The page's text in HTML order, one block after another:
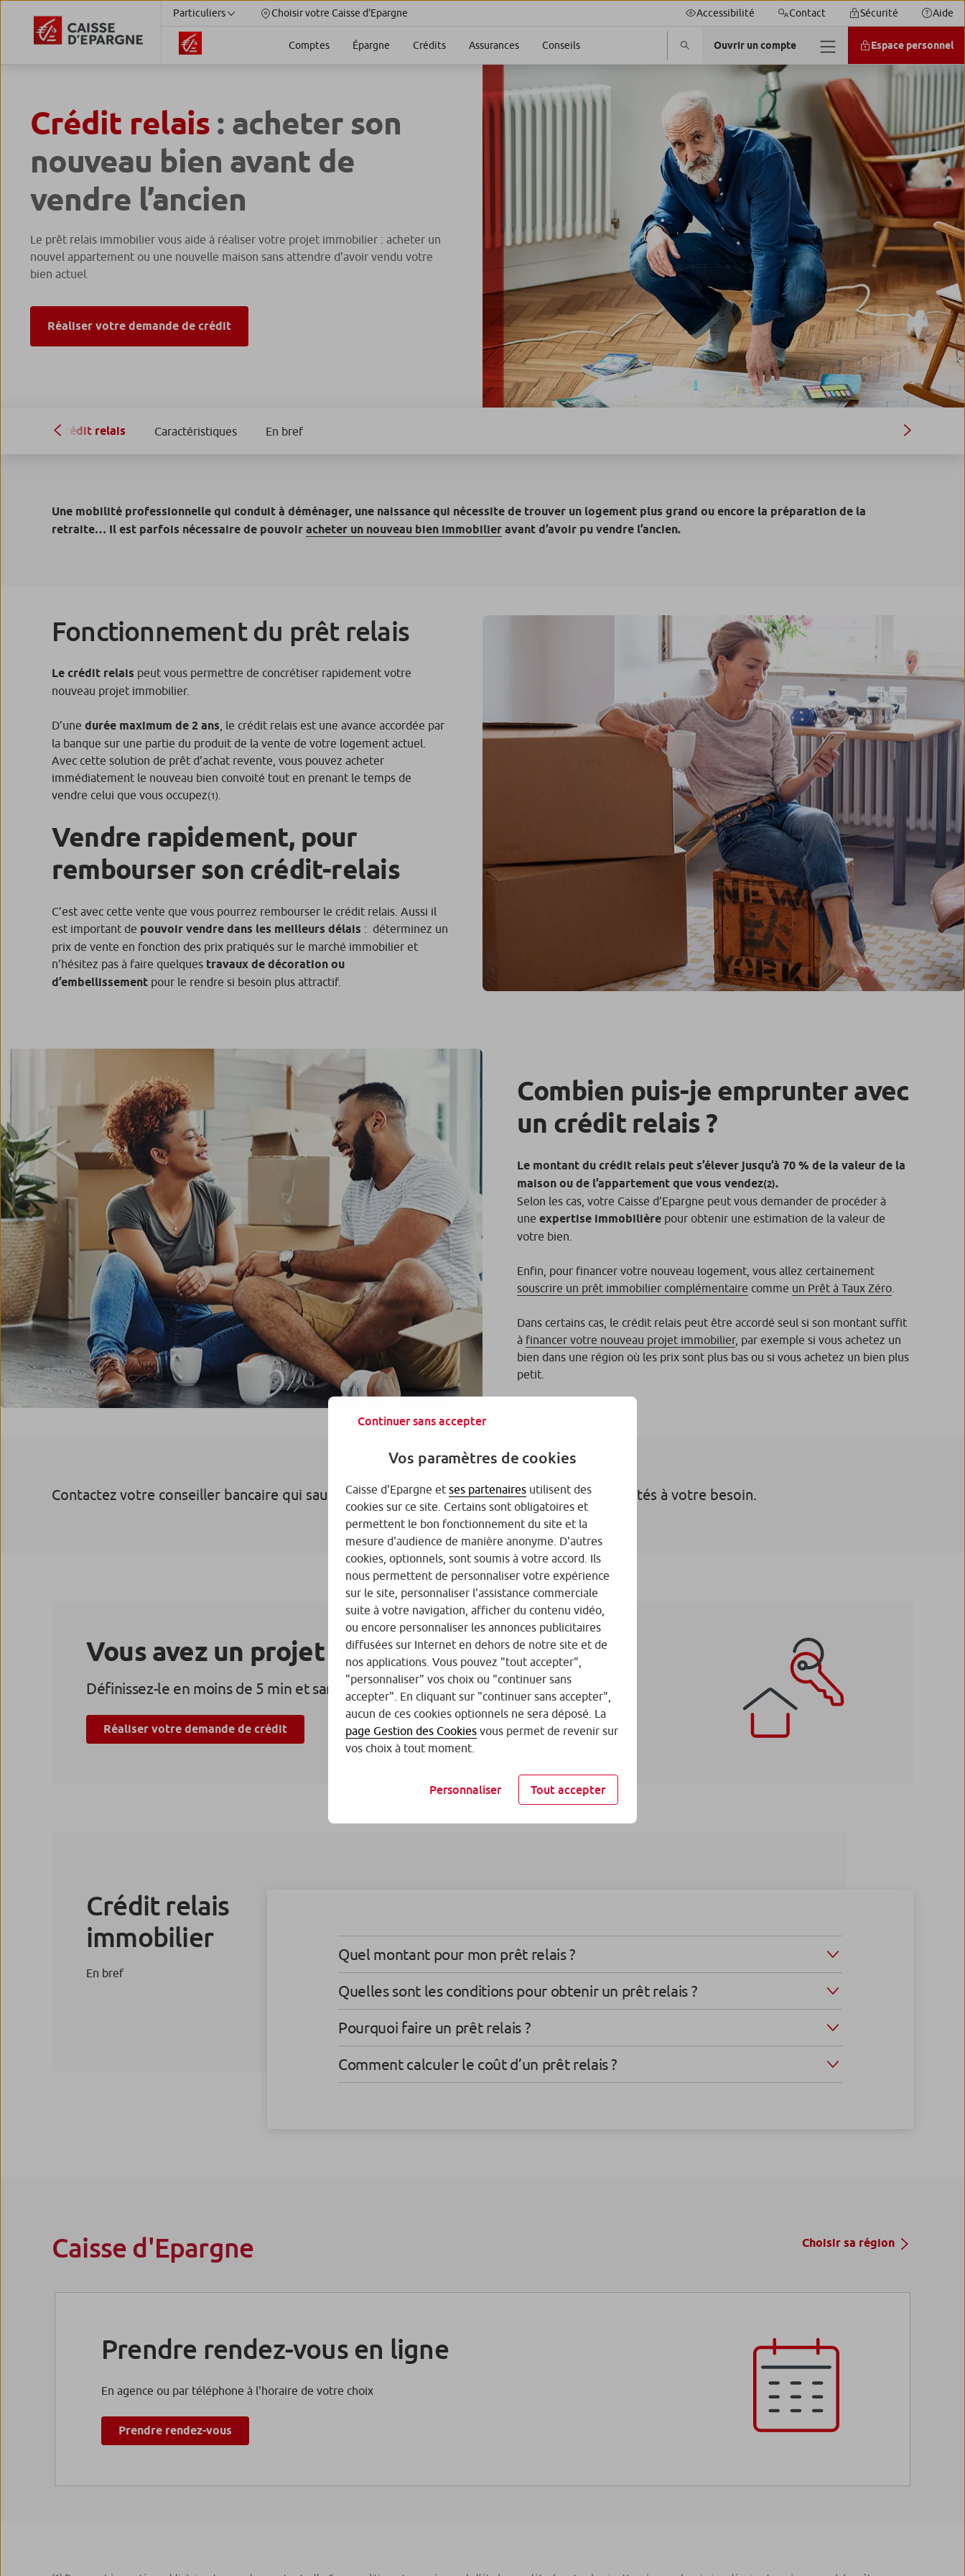
Particuliers Choisir votre Caisse d'Epargne Accessibilité Contact Sécurité Aide
Comptes Épargne Crédits Assurances Conseils Ouvrir un compte Espace personnel
Crédit relais : acheter son
nouveau bien avant de
vendre l’ancien
Le prêt relais immobilier vous aide à réaliser votre projet immobilier : acheter un
nouvel appartement ou une nouvelle maison sans attendre d’avoir vendu votre
bien actuel.
Réaliser votre demande de crédit
Crédit relais Caractéristiques En bref
Une mobilité professionnelle qui conduit à déménager, une naissance qui nécessite de trouver un logement plus grand ou encore la préparation de la
retraite… Il est parfois nécessaire de pouvoir acheter un nouveau bien immobilier avant d’avoir pu vendre l’ancien.
Fonctionnement du prêt relais
Le crédit relais peut vous permettre de concrétiser rapidement votre
nouveau projet immobilier.
D’une durée maximum de 2 ans , le crédit relais est une avance accordée par
la banque sur une partie du produit de la vente de votre logement actuel.
Avec cette solution de prêt d’achat revente, vous pouvez acheter
immédiatement le nouveau bien convoité tout en prenant le temps de
vendre celui que vous occupez(1)
Vendre rapidement, pour
rembourser son crédit-relais
C’est avec cette vente que vous pourrez rembourser le crédit relais. Aussi il
est important de pouvoir vendre dans les meilleurs délais : déterminez un
prix de vente en fonction des prix pratiqués sur le marché immobilier et
n’hésitez pas à faire quelques travaux de décoration ou
d’embellissement pour le rendre si besoin plus attractif.
Combien puis-je emprunter avec
un crédit relais ?
Le montant du crédit relais peut s’élever jusqu’à 70 % de la valeur de la
maison ou de l’appartement que vous vendez(2).
Selon les cas, votre Caisse d’Epargne peut vous demander de procéder à
une expertise immobilière pour obtenir une estimation de la valeur de
votre bien.
Enfin, pour financer votre nouveau logement, vous allez certainement
souscrire un prêt immobilier complémentaire comme un Prêt à Taux Zéro
Dans certains cas, le crédit relais peut être accordé seul si son montant suffit
à financer votre nouveau projet immobilier, par exemple si vous achetez un
bien dans une région où les prix sont plus bas ou si vous achetez un bien plus
petit.
Contactez votre conseiller bancaire qui saura vous proposer les financements les plus adaptés à votre besoin.
Vous avez un projet immobilier ?
Définissez-le en moins de 5 min et sans engagement !
Réaliser votre demande de crédit
Crédit relais
immobilier
En bref
Quel montant pour mon prêt relais ?
Quelles sont les conditions pour obtenir un prêt relais ?
Pourquoi faire un prêt relais ?
Comment calculer le coût d’un prêt relais ?
Caisse d'Epargne Choisir sa région
Prendre rendez-vous en ligne
En agence ou par téléphone à l'horaire de votre choix
Prendre rendez-vous
Continuer sans accepter
Vos paramètres de cookies
Caisse d'Epargne et ses partenaires utilisent des
cookies sur ce site. Certains sont obligatoires et
permettent le bon fonctionnement du site et la
mesure d'audience de manière anonyme. D'autres
cookies, optionnels, sont soumis à votre accord. Ils
nous permettent de personnaliser votre expérience
sur le site, personnaliser l'assistance commerciale
suite à votre navigation, afficher du contenu vidéo,
ou encore personnaliser les annonces publicitaires
diffusées sur Internet en dehors de notre site et de
nos applications. Vous pouvez "tout accepter",
"personnaliser" vos choix ou "continuer sans
accepter". En cliquant sur "continuer sans accepter",
aucun de ces cookies optionnels ne sera déposé. La
page Gestion des Cookies vous permet de revenir sur
vos choix à tout moment.
Personnaliser Tout accepter